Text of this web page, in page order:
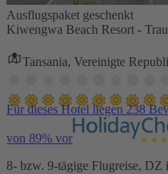
Ausflugspaket geschenkt
Kiwengwa Beach Resort -
Tansania, Vereinigte
Für dieses Hotel liegen 238
von 89% vor
8- bzw. 9-tägige Flugreise,